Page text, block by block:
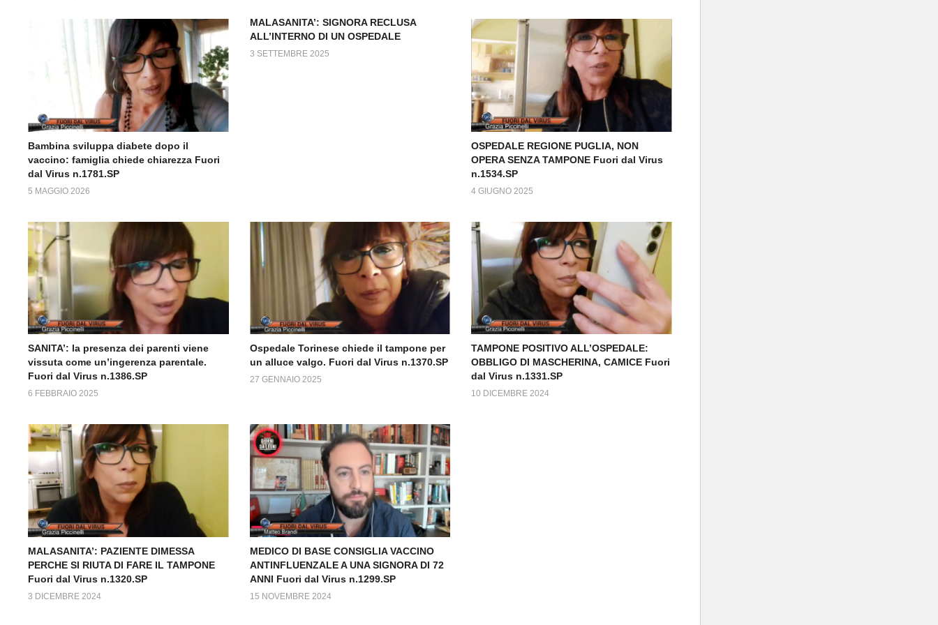
Bambina sviluppa diabete dopo il
vaccino: famiglia chiede chiarezza Fuori
dal Virus n.1781.SP
5 MAGGIO 2026
MALASANITA’: SIGNORA RECLUSA
ALL’INTERNO DI UN OSPEDALE
3 SETTEMBRE 2025
OSPEDALE REGIONE PUGLIA, NON
OPERA SENZA TAMPONE Fuori dal Virus
n.1534.SP
4 GIUGNO 2025
SANITA’: la presenza dei parenti viene
vissuta come un’ingerenza parentale.
Fuori dal Virus n.1386.SP
6 FEBBRAIO 2025
Ospedale Torinese chiede il tampone per
un alluce valgo. Fuori dal Virus n.1370.SP
27 GENNAIO 2025
TAMPONE POSITIVO ALL’OSPEDALE:
OBBLIGO DI MASCHERINA, CAMICE Fuori
dal Virus n.1331.SP
10 DICEMBRE 2024
MALASANITA’: PAZIENTE DIMESSA
PERCHE SI RIUTA DI FARE IL TAMPONE
Fuori dal Virus n.1320.SP
3 DICEMBRE 2024
MEDICO DI BASE CONSIGLIA VACCINO
ANTINFLUENZALE A UNA SIGNORA DI 72
ANNI Fuori dal Virus n.1299.SP
15 NOVEMBRE 2024